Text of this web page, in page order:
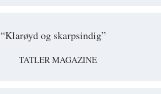
“Klarøyd og skarpsindig”
TATLER MAGAZINE